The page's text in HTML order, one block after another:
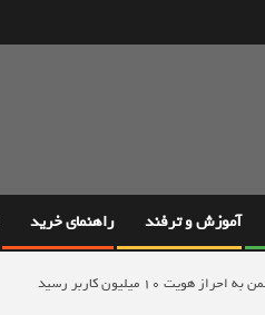
آموزش و ترفند راهنمای خرید